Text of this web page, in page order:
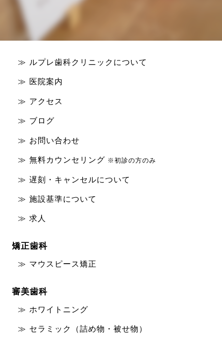
ルプレ歯科クリニックについて
医院案内
アクセス
ブログ
お問い合わせ
無料カウンセリング ※初診の方のみ
遅刻・キャンセルについて
施設基準について
求人
矯正歯科
マウスピース矯正
審美歯科
ホワイトニング
セラミック（詰め物・被せ物）